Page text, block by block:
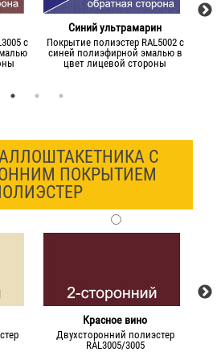
с
Синий ультрамарин
Покрытие полиэстер RAL5002 с
синей полиэфирной эмалью в
цвет лицевой стороны
С
ПОКРЫТИЕМ
Красное вино
Двухсторонний полиэстер
RAL3005/3005